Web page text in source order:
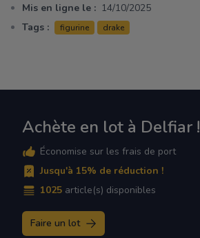
Mis en ligne le : 14/10/2025
Tags :
figurine drake
Achète en lot à Delfiar !
Économise sur les frais de port
Jusqu'à 15% de réduction !
1025 article(s) disponibles
Faire un lot